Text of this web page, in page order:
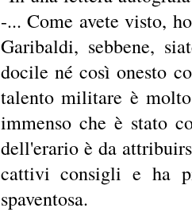
-... Come avete visto,
Garibaldi, sebbene,
docile né così onesto
talento militare è
immenso che è stato
dell'erario è da
cattivi consigli e ha
spaventosa.